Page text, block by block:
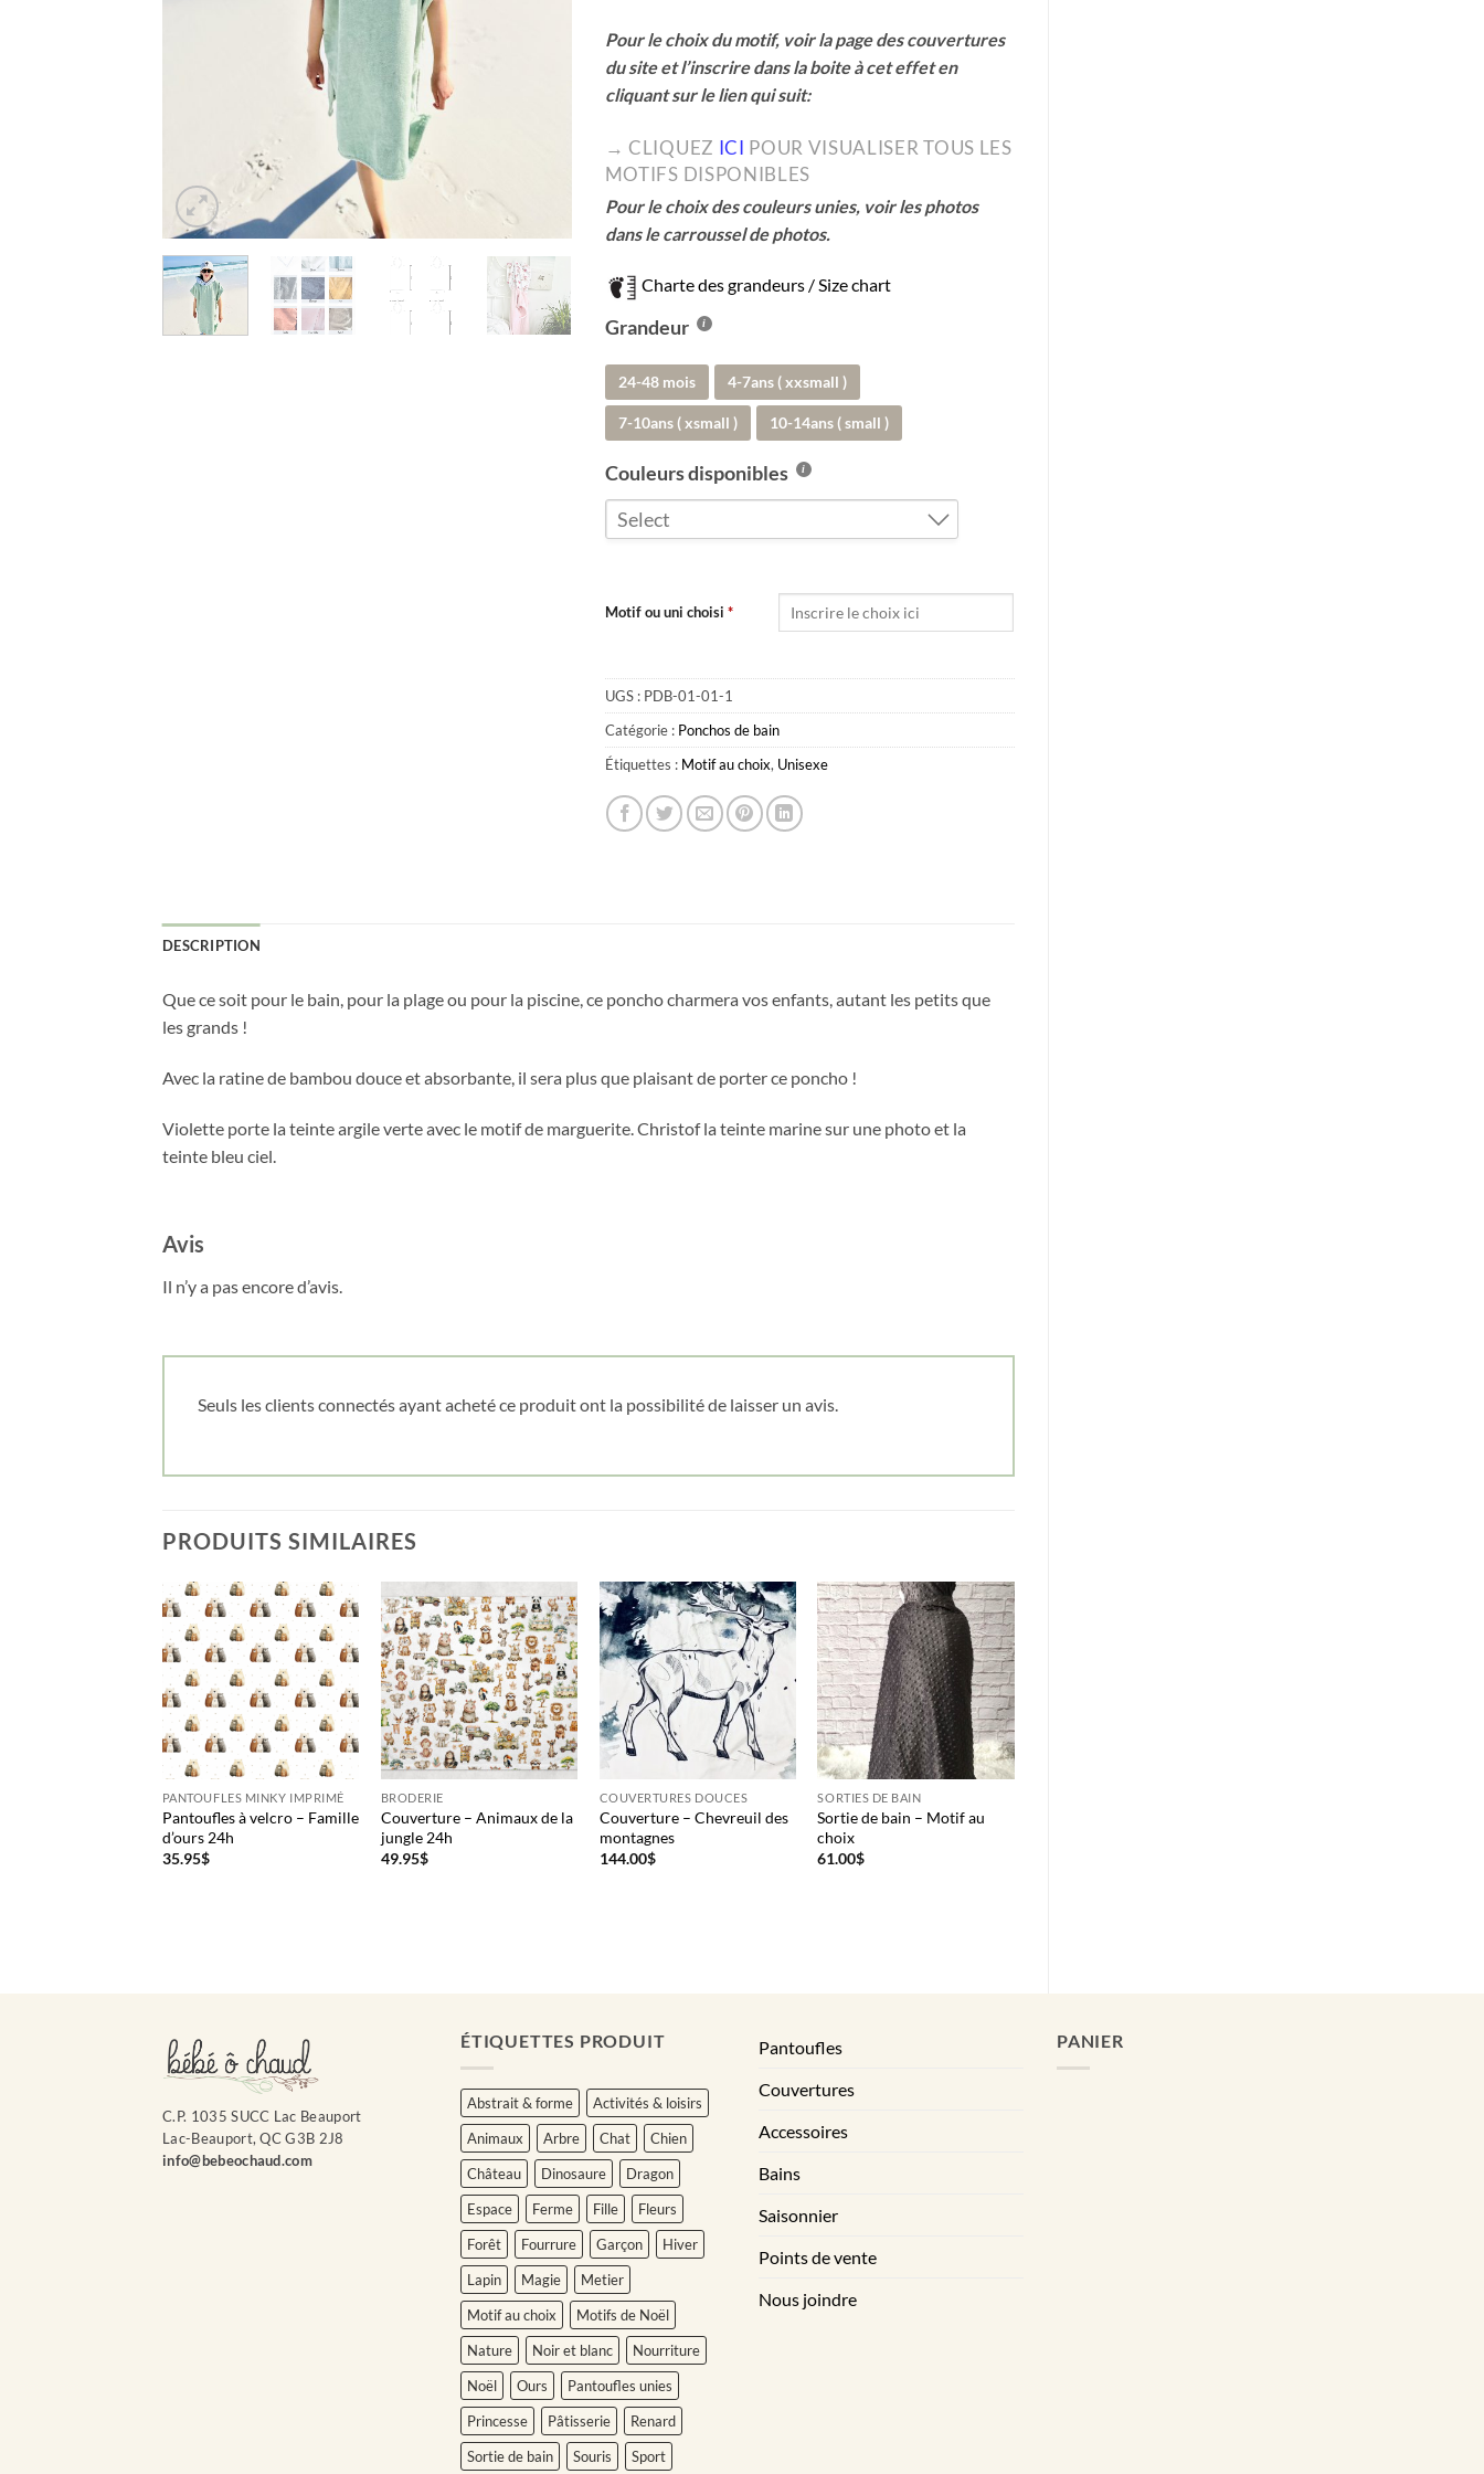
Pour le choix du motif, voir la page des couvertures
du site et l’inscrire dans la boite à cet effet en
cliquant sur le lien qui suit:
→ CLIQUEZ ICI POUR VISUALISER TOUS LES
MOTIFS DISPONIBLES
Pour le choix des couleurs unies, voir les photos
dans le carroussel de photos.
Charte des grandeurs / Size chart
Grandeur
24-48 mois 4-7ans ( xxsmall )
7-10ans ( xsmall ) 10-14ans ( small )
Couleurs disponibles
Select
Gris
Pêche
Rose bébé
Sable
Vert argile
Vert sarcelle
Motif ou uni choisi *
UGS : PDB-01-01-1
Catégorie : Ponchos de bain
Étiquettes : Motif au choix, Unisexe
DESCRIPTION
Que ce soit pour le bain, pour la plage ou pour la piscine, ce poncho charmera vos enfants, autant les petits que
les grands !
Avec la ratine de bambou douce et absorbante, il sera plus que plaisant de porter ce poncho !
Violette porte la teinte argile verte avec le motif de marguerite. Christof la teinte marine sur une photo et la
teinte bleu ciel.
Avis
Il n’y a pas encore d’avis.
Seuls les clients connectés ayant acheté ce produit ont la possibilité de laisser un avis.
PRODUITS SIMILAIRES
PANTOUFLES MINKY IMPRIMÉ
Pantoufles à velcro – Famille
d’ours 24h
35.95$
BRODERIE
Couverture – Animaux de la
jungle 24h
49.95$
COUVERTURES DOUCES
Couverture – Chevreuil des
montagnes
144.00$
SORTIES DE BAIN
Sortie de bain – Motif au
choix
61.00$
C.P. 1035 SUCC Lac Beauport
Lac-Beauport, QC G3B 2J8
info@bebeochaud.com
ÉTIQUETTES PRODUIT
Abstrait & forme
Activités & loisirs
Animaux
Arbre Chat
Chien
Château
Dinosaure
Dragon
Espace
Ferme Fille
Fleurs
Forêt
Fourrure Garçon
Hiver
Lapin
Magie
Metier
Motif au choix
Motifs de Noël
Nature
Noir et blanc
Nourriture
Noël
Ours
Pantoufles unies
Princesse
Pâtisserie
Renard
Sortie de bain
Souris Sport
Pantoufles
Couvertures
Accessoires
Bains
Saisonnier
Points de vente
Nous joindre
PANIER